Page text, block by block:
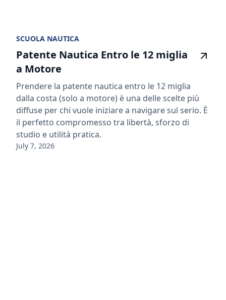
SCUOLA NAUTICA
Patente Nautica Entro le 12 miglia
a Motore
Prendere la patente nautica entro le 12 miglia
dalla costa (solo a motore) è una delle scelte più
diffuse per chi vuole iniziare a navigare sul serio. È
il perfetto compromesso tra libertà, sforzo di
studio e utilità pratica.
July 7, 2026